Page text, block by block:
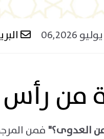
يوليو 06,2026
من رأس
العدوى؟" فمن